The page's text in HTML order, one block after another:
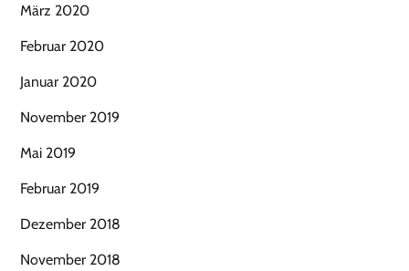
März 2020
Februar 2020
Januar 2020
November 2019
Mai 2019
Februar 2019
Dezember 2018
November 2018